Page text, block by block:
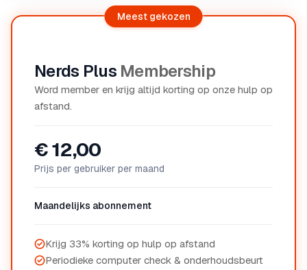
Nerds Plus Membership
Word member en krijg altijd korting op onze hulp op
afstand.
€ 12,00
Prijs per gebruiker per maand
Maandelijks abonnement
Krijg 33% korting op hulp op afstand
Periodieke computer check & onderhoudsbeurt
Meest gekozen